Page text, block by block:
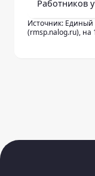
Работников
Источник:
(rmsp.nalog.ru), на